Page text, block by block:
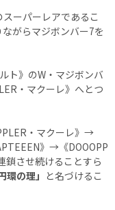
ーパーレアであるこ
がらマジボンバー7を
ト》のW・マジボンバ
・マクーレ》へとつ
・マクーレ》→
》→《DOOOPP
させ続けることすら
環の理」 と名づけるこ